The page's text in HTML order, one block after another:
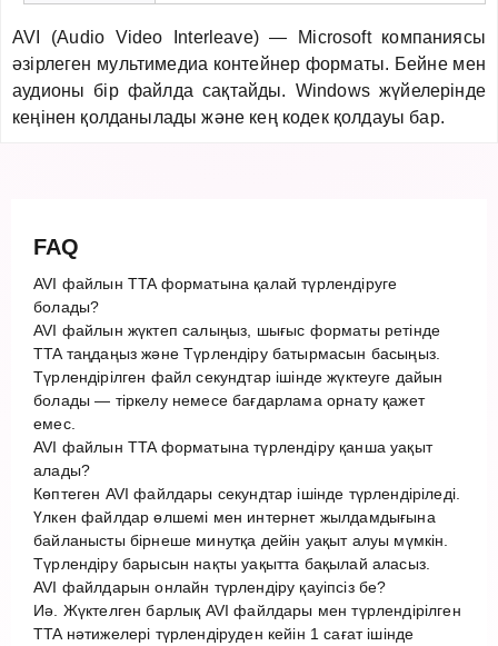
AVI (Audio Video Interleave) — Microsoft компаниясы
әзірлеген мультимедиа контейнер форматы. Бейне мен
аудионы бір файлда сақтайды. Windows жүйелерінде
кеңінен қолданылады және кең кодек қолдауы бар.
FAQ
AVI файлын TTA форматына қалай түрлендіруге
болады?
AVI файлын жүктеп салыңыз, шығыс форматы ретінде
TTA таңдаңыз және Түрлендіру батырмасын басыңыз.
Түрлендірілген файл секундтар ішінде жүктеуге дайын
болады — тіркелу немесе бағдарлама орнату қажет
емес.
AVI файлын TTA форматына түрлендіру қанша уақыт
алады?
Көптеген AVI файлдары секундтар ішінде түрлендіріледі.
Үлкен файлдар өлшемі мен интернет жылдамдығына
байланысты бірнеше минутқа дейін уақыт алуы мүмкін.
Түрлендіру барысын нақты уақытта бақылай аласыз.
AVI файлдарын онлайн түрлендіру қауіпсіз бе?
Иә. Жүктелген барлық AVI файлдары мен түрлендірілген
TTA нәтижелері түрлендіруден кейін 1 сағат ішінде